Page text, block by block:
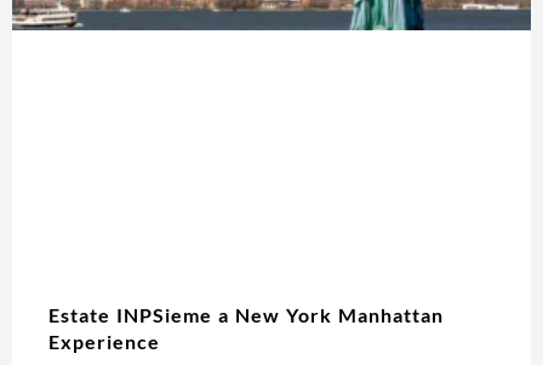
Estate INPSieme a New York Manhattan
Experience